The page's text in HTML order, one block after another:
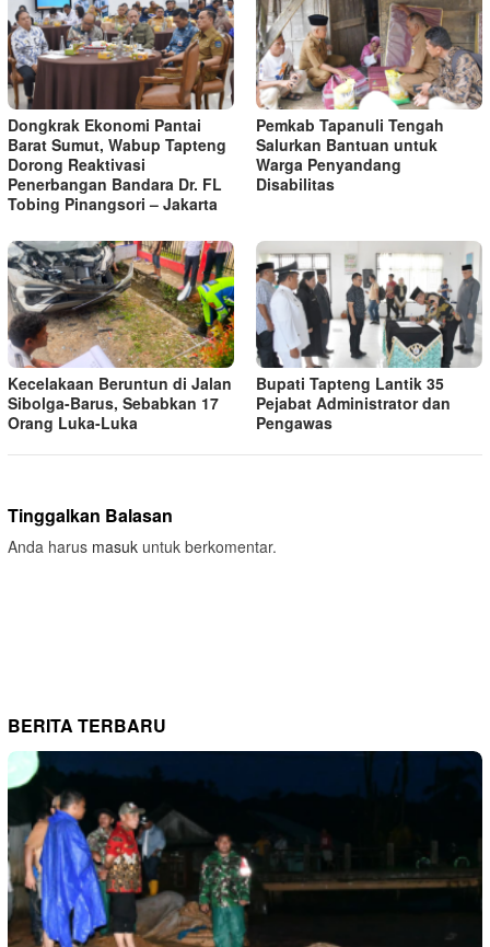
Dongkrak Ekonomi Pantai
Barat Sumut, Wabup Tapteng
Dorong Reaktivasi
Penerbangan Bandara Dr. FL
Tobing Pinangsori – Jakarta
Pemkab Tapanuli Tengah
Salurkan Bantuan untuk
Warga Penyandang
Disabilitas
Kecelakaan Beruntun di Jalan
Sibolga-Barus, Sebabkan 17
Orang Luka-Luka
Bupati Tapteng Lantik 35
Pejabat Administrator dan
Pengawas
Tinggalkan Balasan
Anda harus masuk untuk berkomentar.
BERITA TERBARU